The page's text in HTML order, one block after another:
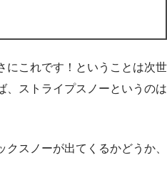
にこれです！ということは次世
、ストライプスノーというのは
スノーが出てくるかどうか、